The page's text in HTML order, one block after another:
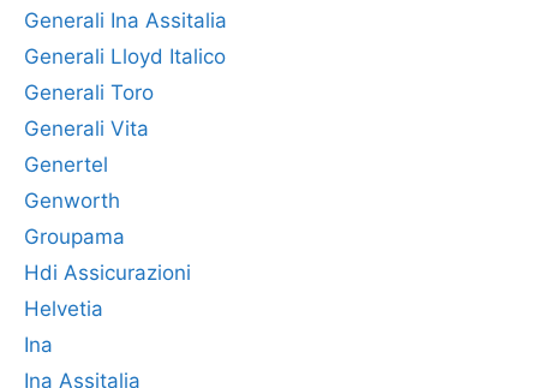
Generali Ina Assitalia
Generali Lloyd Italico
Generali Toro
Generali Vita
Genertel
Genworth
Groupama
Hdi Assicurazioni
Helvetia
Ina
Ina Assitalia